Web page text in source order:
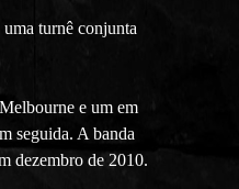
turnê conjunta
e um em
seguida. A banda
dezembro de 2010.